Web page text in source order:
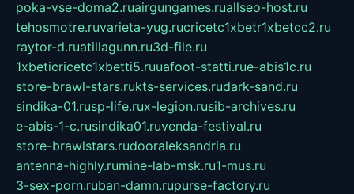
poka-vse-doma2.ruairgungames.ruallseo-host.ru
tehosmotre.ruvarieta-yug.rucricetc1xbetr1xbetcc2.ru
raytor-d.ruatillagunn.ru3d-file.ru
1xbeticricetc1xbetti5.ruuafoot-statti.rue-abis1c.ru
store-brawl-stars.rukts-services.rudark-sand.ru
sindika-01.rusp-life.rux-legion.rusib-archives.ru
e-abis-1-c.rusindika01.ruvenda-festival.ru
store-brawlstars.rudooraleksandria.ru
antenna-highly.rumine-lab-msk.ru1-mus.ru
3-sex-porn.ruban-damn.rupurse-factory.ru